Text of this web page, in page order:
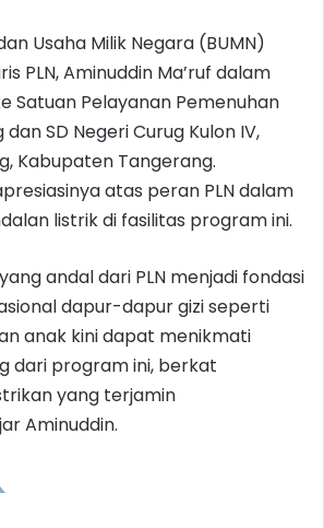
Usaha Milik Negara (BUMN)
PLN, Aminuddin Ma’ruf dalam
Satuan Pelayanan Pemenuhan
dan SD Negeri Curug Kulon IV,
Kabupaten Tangerang.
atas peran PLN dalam
listrik di fasilitas program ini.
andal dari PLN menjadi fondasi
dapur-dapur gizi seperti
anak kini dapat menikmati
dari program ini, berkat
yang terjamin
Aminuddin.